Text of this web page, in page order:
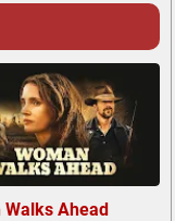
Walks Ahead